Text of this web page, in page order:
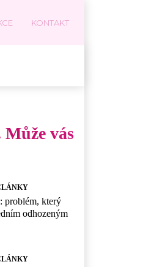
KONTAKT
vás
problém, který
odhozeným